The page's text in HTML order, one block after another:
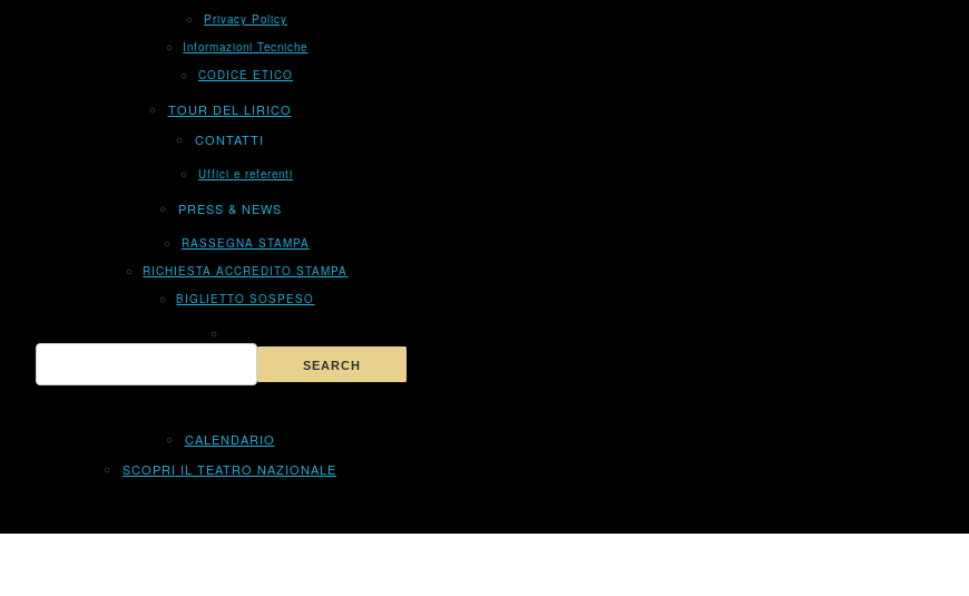
Privacy Policy
Informazioni Tecniche
CODICE ETICO
TOUR DEL LIRICO
CONTATTI
Uffici e referenti
PRESS & NEWS
RASSEGNA STAMPA
RICHIESTA ACCREDITO STAMPA
BIGLIETTO SOSPESO
CALENDARIO
SCOPRI IL TEATRO NAZIONALE